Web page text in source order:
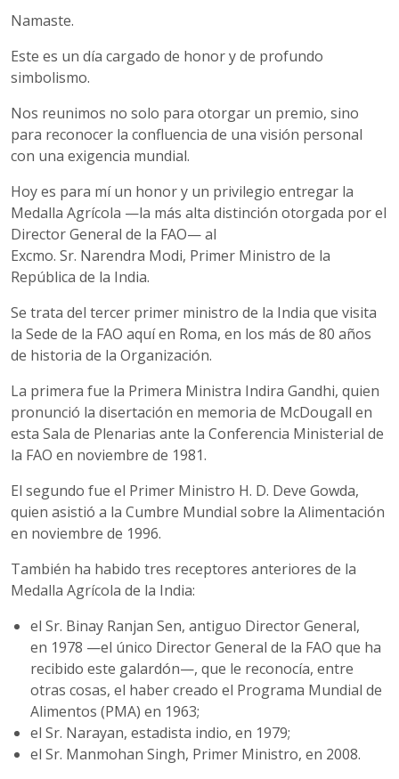
Namaste.
Este es un día cargado de honor y de profundo
simbolismo.
Nos reunimos no solo para otorgar un premio, sino
para reconocer la confluencia de una visión personal
con una exigencia mundial.
Hoy es para mí un honor y un privilegio entregar la
Medalla Agrícola —la más alta distinción otorgada por el
Director General de la FAO— al
Excmo. Sr. Narendra Modi, Primer Ministro de la
República de la India.
Se trata del tercer primer ministro de la India que visita
la Sede de la FAO aquí en Roma, en los más de 80 años
de historia de la Organización.
La primera fue la Primera Ministra Indira Gandhi, quien
pronunció la disertación en memoria de McDougall en
esta Sala de Plenarias ante la Conferencia Ministerial de
la FAO en noviembre de 1981.
El segundo fue el Primer Ministro H. D. Deve Gowda,
quien asistió a la Cumbre Mundial sobre la Alimentación
en noviembre de 1996.
También ha habido tres receptores anteriores de la
Medalla Agrícola de la India:
el Sr. Binay Ranjan Sen, antiguo Director General,
en 1978 —el único Director General de la FAO que ha
recibido este galardón—, que le reconocía, entre
otras cosas, el haber creado el Programa Mundial de
Alimentos (PMA) en 1963;
el Sr. Narayan, estadista indio, en 1979;
el Sr. Manmohan Singh, Primer Ministro, en 2008.